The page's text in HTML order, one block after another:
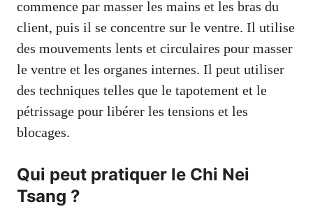
commence par masser les mains et les bras du
client, puis il se concentre sur le ventre. Il utilise
des mouvements lents et circulaires pour masser
le ventre et les organes internes. Il peut utiliser
des techniques telles que le tapotement et le
pétrissage pour libérer les tensions et les
blocages.
Qui peut pratiquer le Chi Nei
Tsang ?